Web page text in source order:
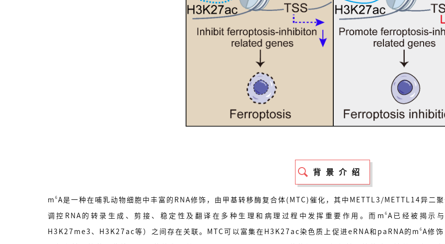
背景介绍
m 6 A是一种在哺乳动物细胞中丰富的RNA修饰，由甲基转移酶复合体(MTC)催化，其中METTL3/METTL14异二
调控RNA的转录生成、剪接、稳定性及翻译在多种生理和病理过程中发挥重要作用。而m 6 A已经被揭示
H3K27me3、H3K27ac等）之间存在关联。MTC可以富集在H3K27ac染色质上促进eRNA和paRNA的m6 A修